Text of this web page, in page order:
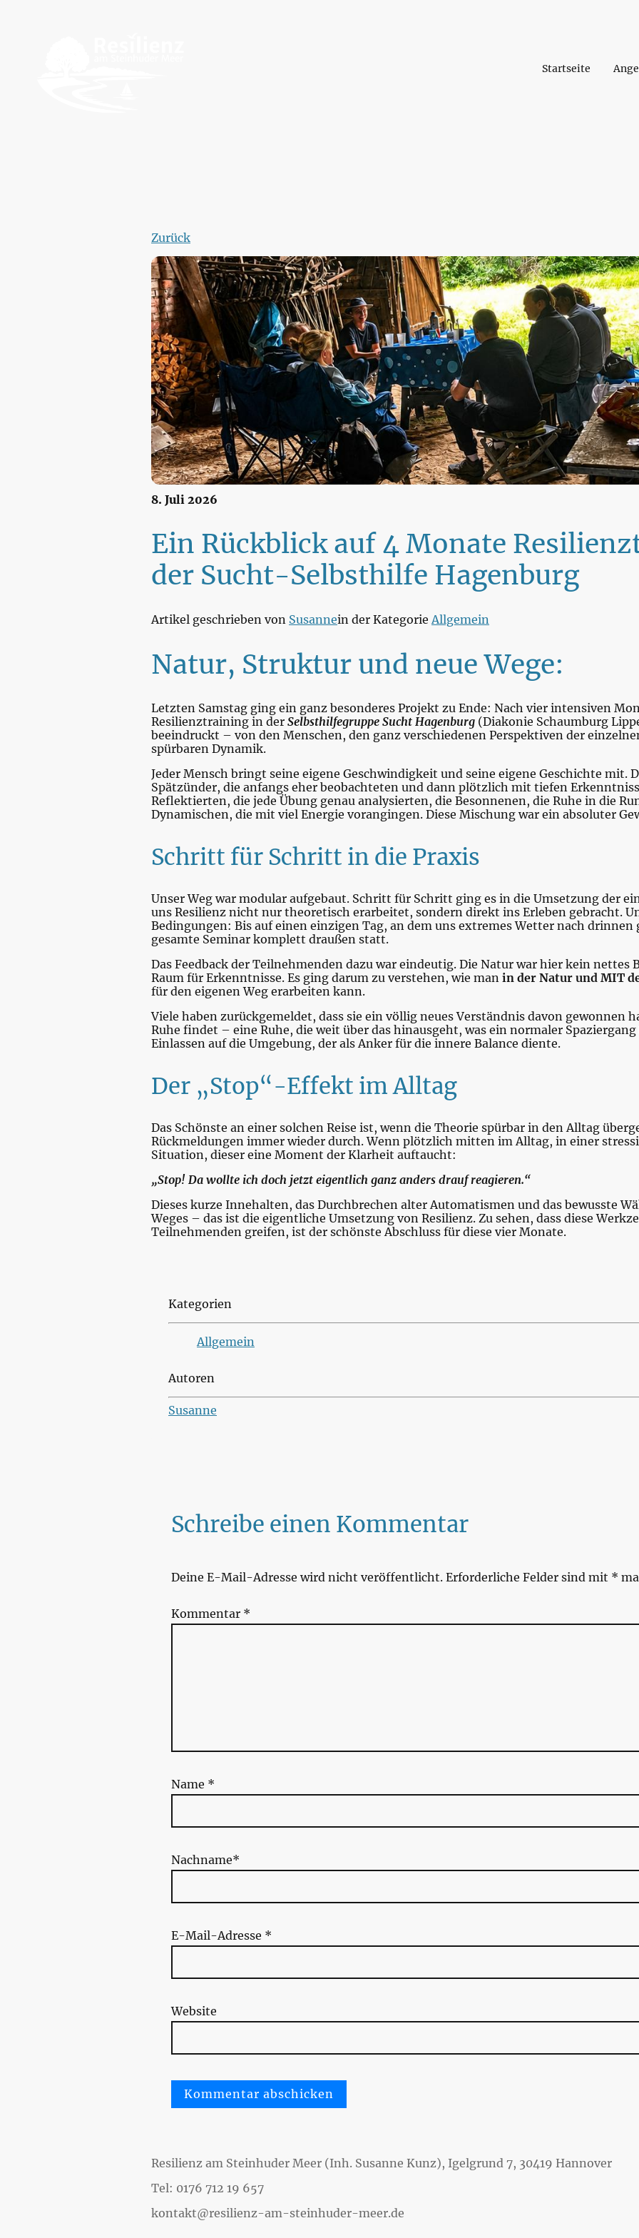
Startseite
Zurück
8. Juli 2026
Ein Rückblick auf 4 Monate
der Sucht-Selbsthilfe Hagenburg
Artikel geschrieben von Susannein der Kategorie Allgemein
Natur, Struktur und neue Wege:
Letzten Samstag ging ein ganz besonderes Projekt zu Ende: Nach vier intensiven
Resilienztraining in der Selbsthilfegruppe Sucht Hagenburg (Diakonie Schaumburg
beeindruckt – von den Menschen, den ganz verschiedenen Perspektiven der
spürbaren Dynamik.
Jeder Mensch bringt seine eigene Geschwindigkeit und seine eigene Geschichte mit.
Spätzünder, die anfangs eher beobachteten und dann plötzlich mit tiefen
Reflektierten, die jede Übung genau analysierten, die Besonnenen, die Ruhe in die
Dynamischen, die mit viel Energie vorangingen. Diese Mischung war ein absoluter
Schritt für Schritt in die Praxis
Unser Weg war modular aufgebaut. Schritt für Schritt ging es in die Umsetzung der
uns Resilienz nicht nur theoretisch erarbeitet, sondern direkt ins Erleben gebracht.
Bedingungen: Bis auf einen einzigen Tag, an dem uns extremes Wetter nach drinnen
gesamte Seminar komplett draußen statt.
Das Feedback der Teilnehmenden dazu war eindeutig. Die Natur war hier kein nettes
Raum für Erkenntnisse. Es ging darum zu verstehen, wie man in der Natur und MIT
für den eigenen Weg erarbeiten kann.
Viele haben zurückgemeldet, dass sie ein völlig neues Verständnis davon gewonnen
Ruhe findet – eine Ruhe, die weit über das hinausgeht, was ein normaler
Einlassen auf die Umgebung, der als Anker für die innere Balance diente.
Der „Stop“-Effekt im Alltag
Das Schönste an einer solchen Reise ist, wenn die Theorie spürbar in den Alltag
Rückmeldungen immer wieder durch. Wenn plötzlich mitten im Alltag, in einer
Situation, dieser eine Moment der Klarheit auftaucht:
„Stop! Da wollte ich doch jetzt eigentlich ganz anders drauf reagieren.“
Dieses kurze Innehalten, das Durchbrechen alter Automatismen und das bewusste
Weges – das ist die eigentliche Umsetzung von Resilienz. Zu sehen, dass diese
Teilnehmenden greifen, ist der schönste Abschluss für diese vier Monate.
Kategorien
Allgemein
Autoren
Susanne
Schreibe einen Kommentar
Deine E-Mail-Adresse wird nicht veröffentlicht. Erforderliche Felder sind mit *
Kommentar *
Name *
Nachname*
E-Mail-Adresse *
Website
Resilienz am Steinhuder Meer (Inh. Susanne Kunz), Igelgrund 7, 30419 Hannover
Tel: 0176 712 19 657
kontakt@resilienz-am-steinhuder-meer.de